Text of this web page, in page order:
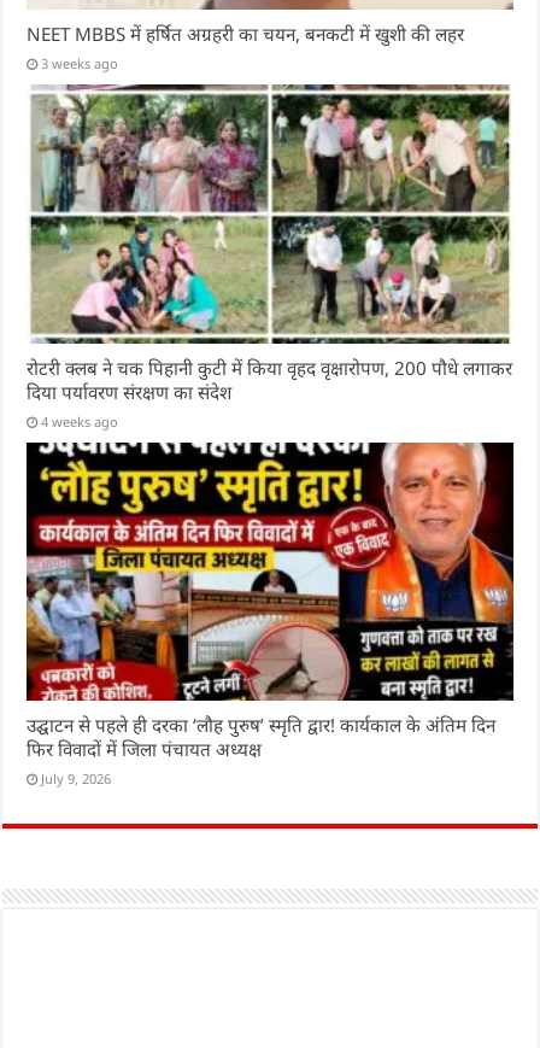
NEET MBBS में हर्षित अग्रहरी का चयन, बनकटी में खुशी की लहर
3 weeks ago
रोटरी क्लब ने चक पिहानी कुटी में किया वृहद वृक्षारोपण, 200 पौधे लगाकर
दिया पर्यावरण संरक्षण का संदेश
4 weeks ago
उद्घाटन से पहले ही दरका ‘लौह पुरुष’ स्मृति द्वार! कार्यकाल के अंतिम दिन
फिर विवादों में जिला पंचायत अध्यक्ष
July 9, 2026